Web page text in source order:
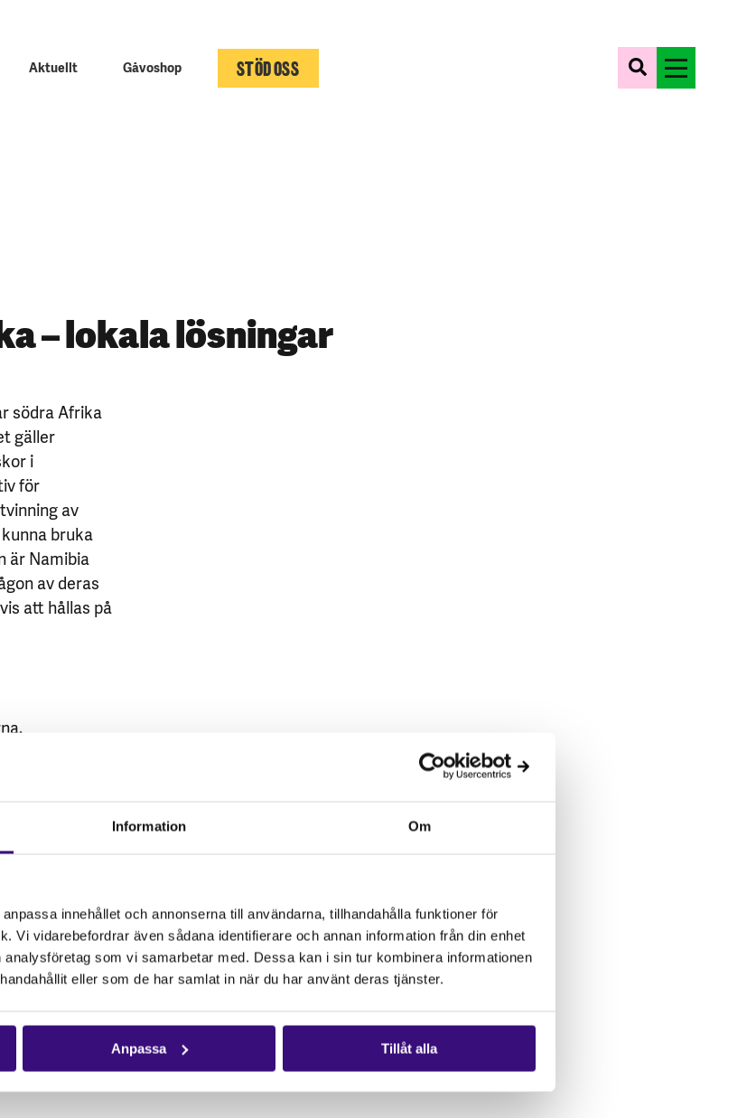
Information Om
innehållet och annonserna till användarna, tillhandahålla funktioner för
Vi vidarebefordrar även sådana identifierare och annan information från din enhet
som vi samarbetar med. Dessa kan i sin tur kombinera informationen
eller som de har samlat in när du har använt deras tjänster.
Anpassa Tillåt alla
Aktuellt Gåvoshop STÖD OSS
– lokala lösningar
södra Afrika
gäller
i
för
av
bruka
är Namibia
av deras
att hållas på
på
lösningar.
eller
ska vara